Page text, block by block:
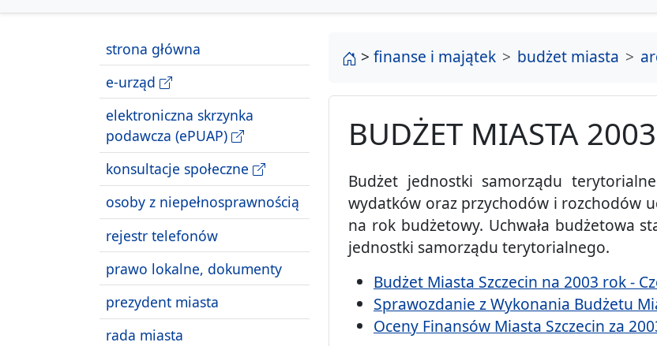
strona główna
e-urząd
elektroniczna skrzynka
podawcza (ePUAP)
konsultacje społeczne
osoby z niepełnosprawnością
rejestr telefonów
prawo lokalne, dokumenty
prezydent miasta
rada miasta
strona główna
> finanse i majątek budżet miasta
BUDŻET MIASTA 2003
Budżet jednostki samorządu
wydatków oraz przychodów i rozchodów
na rok budżetowy. Uchwała budżetowa
jednostki samorządu terytorialnego.
Budżet Miasta Szczecin na 2003 rok -
Sprawozdanie z Wykonania Budżetu
Oceny Finansów Miasta Szczecin za